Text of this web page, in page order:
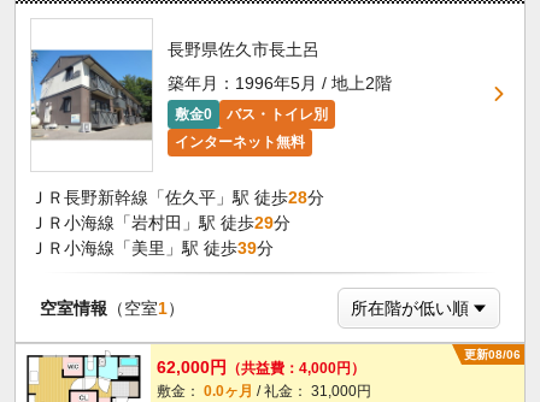
長野県佐久市長土呂
築年月：1996年5月 / 地上2階
敷金0
バス・トイレ別
インターネット無料
ＪＲ長野新幹線「佐久平」駅 徒歩28分
ＪＲ小海線「岩村田」駅 徒歩29分
ＪＲ小海線「美里」駅 徒歩39分
空室情報 （空室1）
更新08/06
62,000円
（共益費：4,000円）
敷金： 0.0ヶ月 / 礼金： 31,000円